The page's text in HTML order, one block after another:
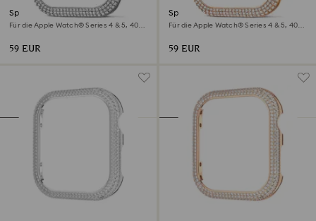
Sparkling Gehäuserahmen
Für die Apple Watch® Series 4 & 5, 40
59 EUR
Sparkling Gehäuserahmen
Für die Apple Watch® Series 4 & 5, 40
59 EUR